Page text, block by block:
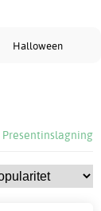
Halloween
Presentinslagning